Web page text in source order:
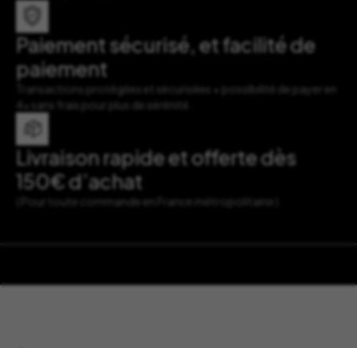
Paiement sécurisé, et facilité de
paiement
Transactions protégées et sécurisées + possibilité de payer en
4x sans frais pour plus de sérénité.
Livraison rapide et offerte dès
150€ d’achat
( Pour toute commande en France métropolitaine )